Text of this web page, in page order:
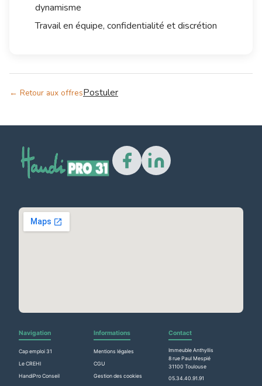
dynamisme
Travail en équipe, confidentialité et discrétion
← Retour aux offresPostuler
Navigation
Cap emploi 31
Le CREHI
HandiPro Conseil
Informations
Mentions légales
CGU
Gestion des cookies
Contact
Immeuble Anthyllis
8 rue Paul Mespié
31100 Toulouse
05.34.40.91.91
↔